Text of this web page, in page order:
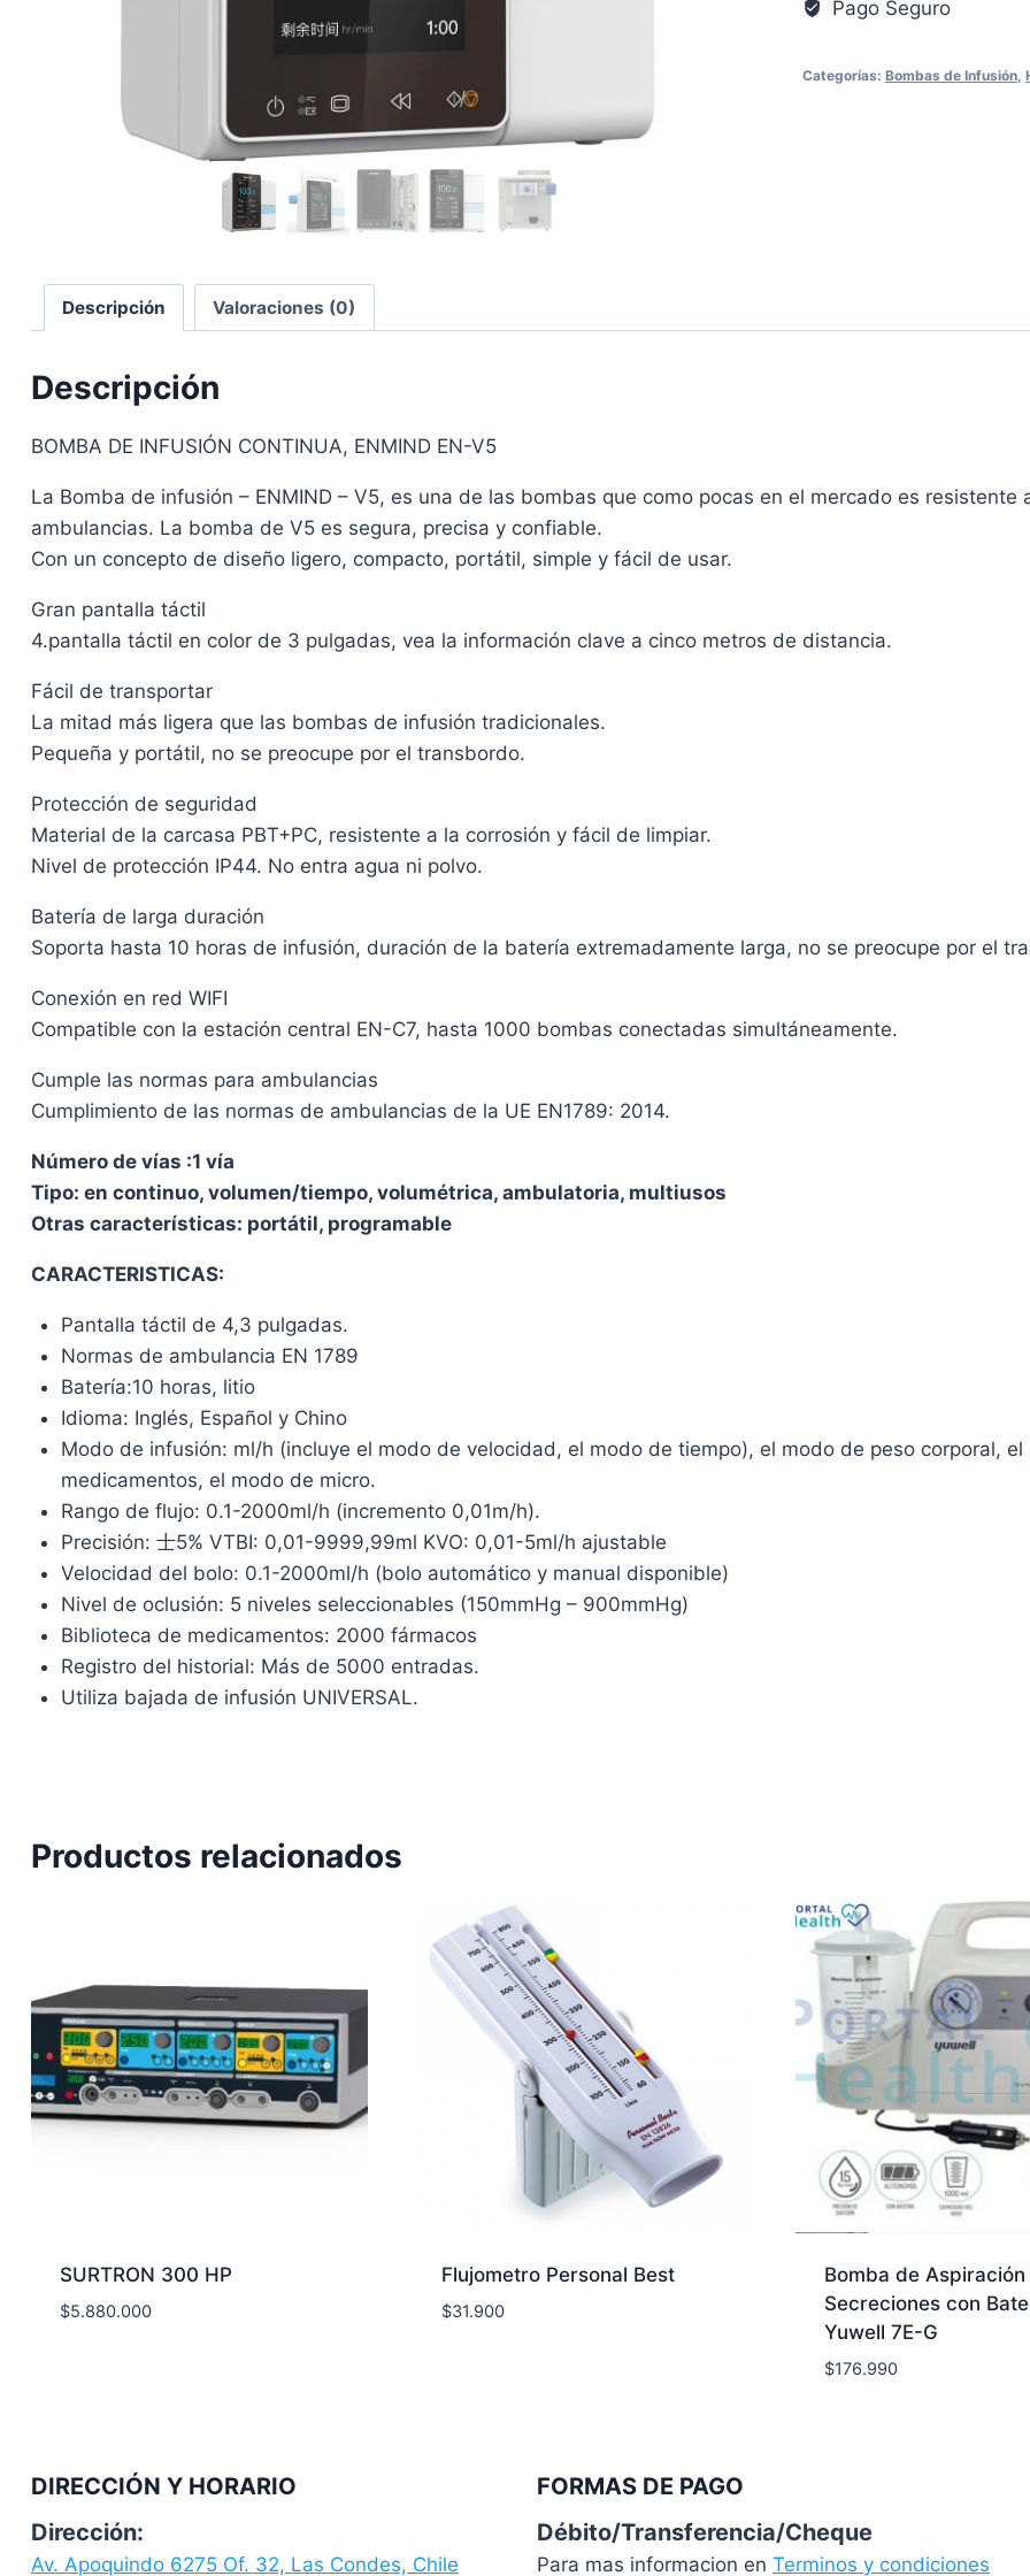
Pago Seguro
Categorías: Bombas de Infusión,
Descripción Valoraciones (0)
Descripción
BOMBA DE INFUSIÓN CONTINUA, ENMIND EN-V5
La Bomba de infusión – ENMIND – V5, es una de las bombas que como pocas en el mercado es
ambulancias. La bomba de V5 es segura, precisa y confiable.
Con un concepto de diseño ligero, compacto, portátil, simple y fácil de usar.
Gran pantalla táctil
4.pantalla táctil en color de 3 pulgadas, vea la información clave a cinco metros de distancia.
Fácil de transportar
La mitad más ligera que las bombas de infusión tradicionales.
Pequeña y portátil, no se preocupe por el transbordo.
Protección de seguridad
Material de la carcasa PBT+PC, resistente a la corrosión y fácil de limpiar.
Nivel de protección IP44. No entra agua ni polvo.
Batería de larga duración
Soporta hasta 10 horas de infusión, duración de la batería extremadamente larga, no se preocupe por el
Conexión en red WIFI
Compatible con la estación central EN-C7, hasta 1000 bombas conectadas simultáneamente.
Cumple las normas para ambulancias
Cumplimiento de las normas de ambulancias de la UE EN1789: 2014.
Número de vías :1 vía
Tipo: en continuo, volumen/tiempo, volumétrica, ambulatoria, multiusos
Otras características: portátil, programable
CARACTERISTICAS:
Pantalla táctil de 4,3 pulgadas.
Normas de ambulancia EN 1789
Batería:10 horas, litio
Idioma: Inglés, Español y Chino
Modo de infusión: ml/h (incluye el modo de velocidad, el modo de tiempo), el modo de peso corporal,
medicamentos, el modo de micro.
Rango de flujo: 0.1-2000ml/h (incremento 0,01m/h).
Precisión: 士5% VTBI: 0,01-9999,99ml KVO: 0,01-5ml/h ajustable
Velocidad del bolo: 0.1-2000ml/h (bolo automático y manual disponible)
Nivel de oclusión: 5 niveles seleccionables (150mmHg – 900mmHg)
Biblioteca de medicamentos: 2000 fármacos
Registro del historial: Más de 5000 entradas.
Utiliza bajada de infusión UNIVERSAL.
Productos relacionados
SURTRON 300 HP
$5.880.000
Flujometro Personal Best
$31.900
Bomba de Aspiración
Secreciones con
Yuwell 7E-G
$176.990
DIRECCIÓN Y HORARIO
Dirección:
Av. Apoquindo 6275 Of. 32, Las Condes, Chile
FORMAS DE PAGO
Débito/Transferencia/Cheque
Para mas informacion en Terminos y condiciones